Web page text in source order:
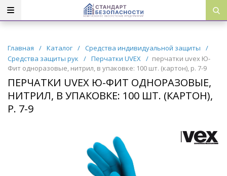
Главная / Каталог / Средства индивидуальной защиты
/
Средства защиты рук
/ Перчатки UVEX / перчатки uvex Ю-
Фит одноразовые, нитрил, в упаковке: 100 шт. (картон), р. 7-9
ПЕРЧАТКИ UVEX Ю-ФИТ ОДНОРАЗОВЫЕ,
НИТРИЛ, В УПАКОВКЕ: 100 ШТ. (КАРТОН),
Р. 7-9